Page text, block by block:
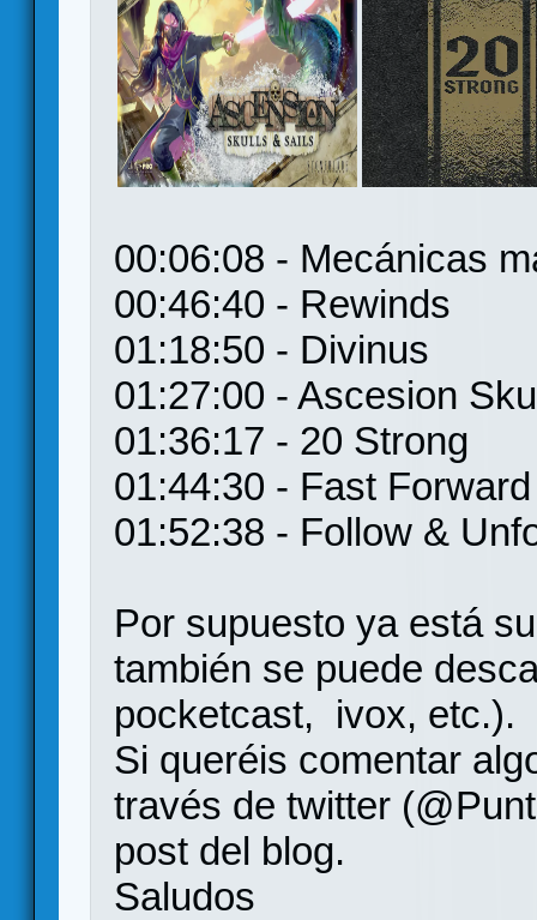
00:06:08 - Mecánicas
00:46:40 - Rewinds
01:18:50 - Divinus
01:27:00 - Ascesion
01:36:17 - 20 Strong
01:44:30 - Fast Forward
01:52:38 - Follow &
Por supuesto ya está
también se puede
pocketcast, ivox, etc.).
Si queréis comentar
través de twitter
post del blog.
Saludos